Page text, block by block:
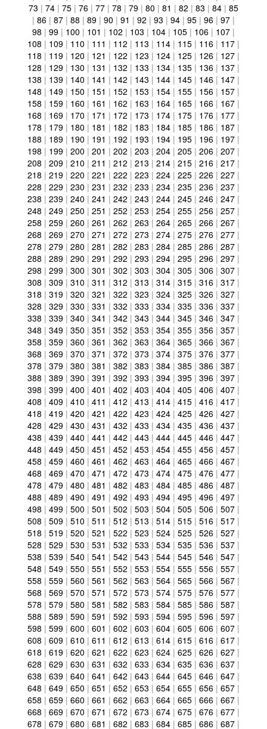
73 | 74 | 75 | 76 | 77 | 78 | 79 | 80 | 81 | 82 | 83 | 84 | 85
| 86 | 87 | 88 | 89 | 90 | 91 | 92 | 93 | 94 | 95 | 96 | 97 |
98 | 99 | 100 | 101 | 102 | 103 | 104 | 105 | 106 | 107 |
108 | 109 | 110 | 111 | 112 | 113 | 114 | 115 | 116 | 117 |
118 | 119 | 120 | 121 | 122 | 123 | 124 | 125 | 126 | 127 |
128 | 129 | 130 | 131 | 132 | 133 | 134 | 135 | 136 | 137 |
138 | 139 | 140 | 141 | 142 | 143 | 144 | 145 | 146 | 147 |
148 | 149 | 150 | 151 | 152 | 153 | 154 | 155 | 156 | 157 |
158 | 159 | 160 | 161 | 162 | 163 | 164 | 165 | 166 | 167 |
168 | 169 | 170 | 171 | 172 | 173 | 174 | 175 | 176 | 177 |
178 | 179 | 180 | 181 | 182 | 183 | 184 | 185 | 186 | 187 |
188 | 189 | 190 | 191 | 192 | 193 | 194 | 195 | 196 | 197 |
198 | 199 | 200 | 201 | 202 | 203 | 204 | 205 | 206 | 207 |
208 | 209 | 210 | 211 | 212 | 213 | 214 | 215 | 216 | 217 |
218 | 219 | 220 | 221 | 222 | 223 | 224 | 225 | 226 | 227 |
228 | 229 | 230 | 231 | 232 | 233 | 234 | 235 | 236 | 237 |
238 | 239 | 240 | 241 | 242 | 243 | 244 | 245 | 246 | 247 |
248 | 249 | 250 | 251 | 252 | 253 | 254 | 255 | 256 | 257 |
258 | 259 | 260 | 261 | 262 | 263 | 264 | 265 | 266 | 267 |
268 | 269 | 270 | 271 | 272 | 273 | 274 | 275 | 276 | 277 |
278 | 279 | 280 | 281 | 282 | 283 | 284 | 285 | 286 | 287 |
288 | 289 | 290 | 291 | 292 | 293 | 294 | 295 | 296 | 297 |
298 | 299 | 300 | 301 | 302 | 303 | 304 | 305 | 306 | 307 |
308 | 309 | 310 | 311 | 312 | 313 | 314 | 315 | 316 | 317 |
318 | 319 | 320 | 321 | 322 | 323 | 324 | 325 | 326 | 327 |
328 | 329 | 330 | 331 | 332 | 333 | 334 | 335 | 336 | 337 |
338 | 339 | 340 | 341 | 342 | 343 | 344 | 345 | 346 | 347 |
348 | 349 | 350 | 351 | 352 | 353 | 354 | 355 | 356 | 357 |
358 | 359 | 360 | 361 | 362 | 363 | 364 | 365 | 366 | 367 |
368 | 369 | 370 | 371 | 372 | 373 | 374 | 375 | 376 | 377 |
378 | 379 | 380 | 381 | 382 | 383 | 384 | 385 | 386 | 387 |
388 | 389 | 390 | 391 | 392 | 393 | 394 | 395 | 396 | 397 |
398 | 399 | 400 | 401 | 402 | 403 | 404 | 405 | 406 | 407 |
408 | 409 | 410 | 411 | 412 | 413 | 414 | 415 | 416 | 417 |
418 | 419 | 420 | 421 | 422 | 423 | 424 | 425 | 426 | 427 |
428 | 429 | 430 | 431 | 432 | 433 | 434 | 435 | 436 | 437 |
438 | 439 | 440 | 441 | 442 | 443 | 444 | 445 | 446 | 447 |
448 | 449 | 450 | 451 | 452 | 453 | 454 | 455 | 456 | 457 |
458 | 459 | 460 | 461 | 462 | 463 | 464 | 465 | 466 | 467 |
468 | 469 | 470 | 471 | 472 | 473 | 474 | 475 | 476 | 477 |
478 | 479 | 480 | 481 | 482 | 483 | 484 | 485 | 486 | 487 |
488 | 489 | 490 | 491 | 492 | 493 | 494 | 495 | 496 | 497 |
498 | 499 | 500 | 501 | 502 | 503 | 504 | 505 | 506 | 507 |
508 | 509 | 510 | 511 | 512 | 513 | 514 | 515 | 516 | 517 |
518 | 519 | 520 | 521 | 522 | 523 | 524 | 525 | 526 | 527 |
528 | 529 | 530 | 531 | 532 | 533 | 534 | 535 | 536 | 537 |
538 | 539 | 540 | 541 | 542 | 543 | 544 | 545 | 546 | 547 |
548 | 549 | 550 | 551 | 552 | 553 | 554 | 555 | 556 | 557 |
558 | 559 | 560 | 561 | 562 | 563 | 564 | 565 | 566 | 567 |
568 | 569 | 570 | 571 | 572 | 573 | 574 | 575 | 576 | 577 |
578 | 579 | 580 | 581 | 582 | 583 | 584 | 585 | 586 | 587 |
588 | 589 | 590 | 591 | 592 | 593 | 594 | 595 | 596 | 597 |
598 | 599 | 600 | 601 | 602 | 603 | 604 | 605 | 606 | 607 |
608 | 609 | 610 | 611 | 612 | 613 | 614 | 615 | 616 | 617 |
618 | 619 | 620 | 621 | 622 | 623 | 624 | 625 | 626 | 627 |
628 | 629 | 630 | 631 | 632 | 633 | 634 | 635 | 636 | 637 |
638 | 639 | 640 | 641 | 642 | 643 | 644 | 645 | 646 | 647 |
648 | 649 | 650 | 651 | 652 | 653 | 654 | 655 | 656 | 657 |
658 | 659 | 660 | 661 | 662 | 663 | 664 | 665 | 666 | 667 |
668 | 669 | 670 | 671 | 672 | 673 | 674 | 675 | 676 | 677 |
678 | 679 | 680 | 681 | 682 | 683 | 684 | 685 | 686 | 687 |